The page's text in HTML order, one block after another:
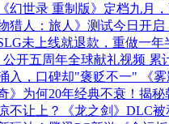
幻世录 重制版》定档九月
猎人：旅人》测试今日开
未上线就退款，重做一年
公开五周年全球献礼视频 累
入，口碑却"褒贬不一" 《雾
》为何20年经典不衰！揭
不让上？《龙之剑》DLC